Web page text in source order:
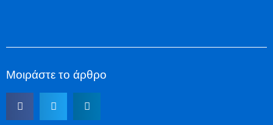
Μοιράστε το άρθρο